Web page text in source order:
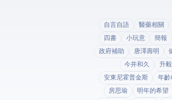
自言自語 醫藥相關
四書
小玩意 簡報
政府補助
唐澤壽明
今井和久
升毅
安東尼霍普金斯
年齡
房思瑜
明年的希望